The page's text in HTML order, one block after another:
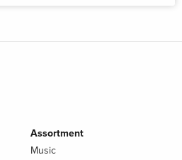
Assortment
Music